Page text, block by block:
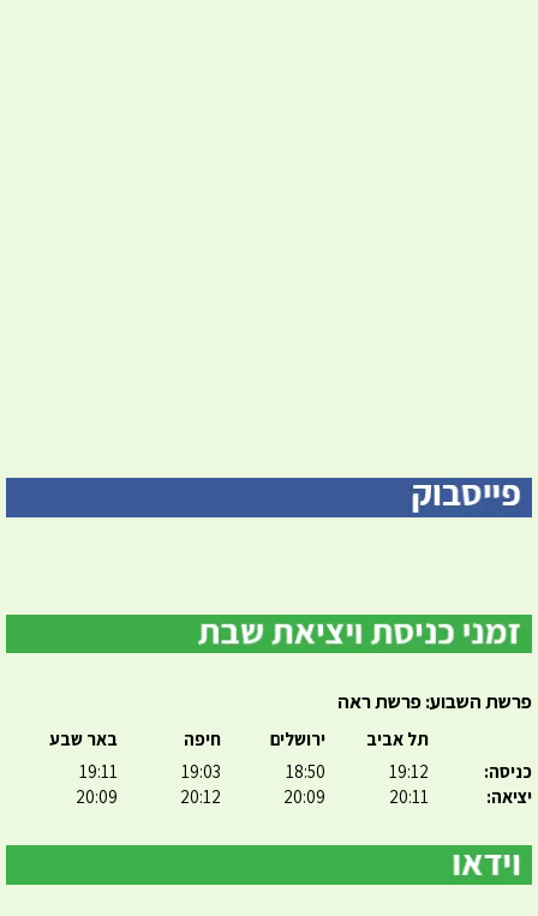
פרשת השבוע: פרשת ראה
כניסה:
יציאה:
תל אביב
19:12
20:11
ירושלים
18:50
20:09
חיפה
19:03
20:12
באר שבע
19:11
20:09